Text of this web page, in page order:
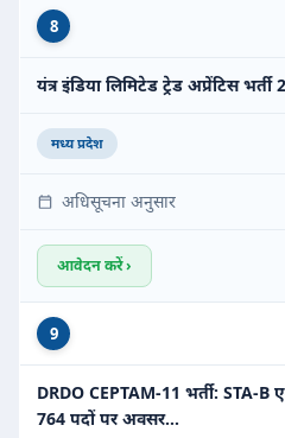
8
यंत्र इंडिया लिमिटेड ट्रेड अप्रेंटिस
मध्य प्रदेश
अधिसूचना अनुसार
आवेदन करें ›
9
DRDO CEPTAM-11 भर्ती:
764 पदों पर अवसर…